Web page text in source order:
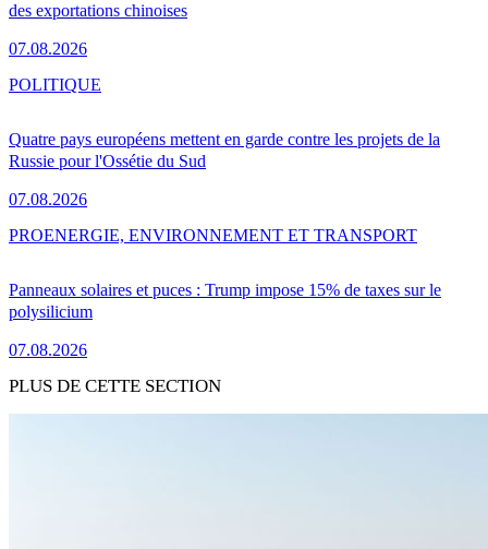
des exportations chinoises
07.08.2026
Quatre pays européens mettent en garde contre les projets de la
Russie pour l'Ossétie du Sud
07.08.2026
POLITIQUE
Panneaux solaires et puces : Trump impose 15% de taxes sur le
polysilicium
07.08.2026
PROENERGIE, ENVIRONNEMENT ET TRANSPORT
PLUS DE CETTE SECTION